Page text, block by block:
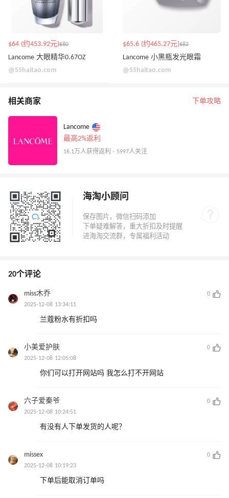
$64 (约453.92元)$80
Lancome 大眼精华0.67OZ
@55haitao.com
$65.6 (约465.27元)$82
Lancome 小黑瓶发光眼霜
@55haitao.com
相关商家 下单攻略
Lancome
最高2%返利
16.1万人获得返利 · 5997人关注
海淘小顾问
20个评论
miss木乔
0
2025-12-08 13:34:11
兰蔻粉水有折扣吗
小美爱护肤
0
2025-12-08 12:05:08
你们可以打开网站吗 我怎么打不开网站
六子爱秦爷
0
2025-12-08 10:24:51
有没有人下单发货的人呢？
missex
0
2025-12-08 10:19:23
下单后能取消订单吗